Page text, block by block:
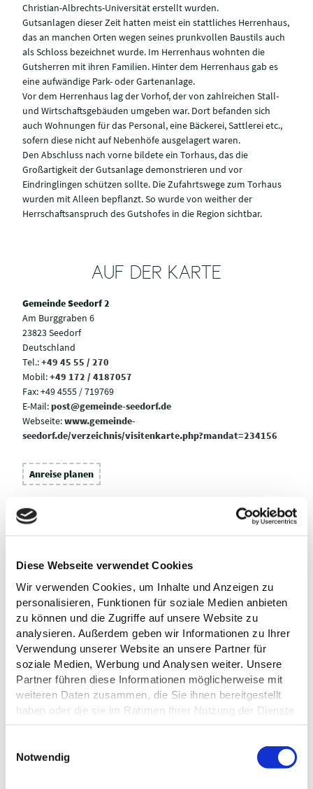
Diese Webseite verwendet Cookies
Wir verwenden Cookies, um Inhalte und Anzeigen zu
personalisieren, Funktionen für soziale Medien anbieten
zu können und die Zugriffe auf unsere Website zu
analysieren. Außerdem geben wir Informationen zu Ihrer
Verwendung unserer Website an unsere Partner für
soziale Medien, Werbung und Analysen weiter. Unsere
Partner führen diese Informationen möglicherweise mit
weiteren Daten zusammen, die Sie ihnen bereitgestellt
haben oder die sie im Rahmen Ihrer Nutzung der Dienste
gesammelt haben.
Datenschutz
Notwendig
Christian-Albrechts-Universität erstellt wurden.
Gutsanlagen dieser Zeit hatten meist ein stattliches Herrenhaus,
das an manchen Orten wegen seines prunkvollen Baustils auch
als Schloss bezeichnet wurde. Im Herrenhaus wohnten die
Gutsherren mit ihren Familien. Hinter dem Herrenhaus gab es
eine aufwändige Park- oder Gartenanlage.
Vor dem Herrenhaus lag der Vorhof, der von zahlreichen Stall-
und Wirtschaftsgebäuden umgeben war. Dort befanden sich
auch Wohnungen für das Personal, eine Bäckerei, Sattlerei etc.,
sofern diese nicht auf Nebenhöfe ausgelagert waren.
Den Abschluss nach vorne bildete ein Torhaus, das die
Großartigkeit der Gutsanlage demonstrieren und vor
Eindringlingen schützen sollte. Die Zufahrtswege zum Torhaus
wurden mit Alleen bepflanzt. So wurde von weither der
Herrschaftsanspruch des Gutshofes in die Region sichtbar.
AUF DER KARTE
Gemeinde Seedorf 2
Am Burggraben 6
23823 Seedorf
Deutschland
Tel.:+49 45 55 / 270
Mobil:+49 172 / 4187057
Fax:+49 4555 / 719769
E-Mail:post@gemeinde-seedorf.de
Webseite:www.gemeinde-
seedorf.de/verzeichnis/visitenkarte.php?mandat=234156
Anreise planen